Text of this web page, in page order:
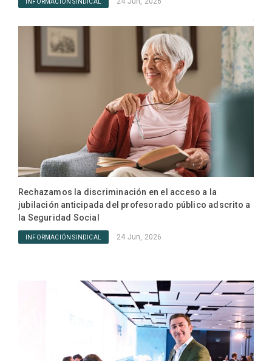
INFORMACIÓN SINDICAL
Rechazamos la discriminación en el acceso a la
jubilación anticipada del profesorado público adscrito a
la Seguridad Social
INFORMACIÓN SINDICAL 24 Jun, 2026